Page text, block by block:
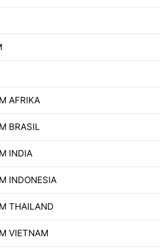
AFRIKA
BRASIL
INDIA
INDONESIA
THAILAND
VIETNAM